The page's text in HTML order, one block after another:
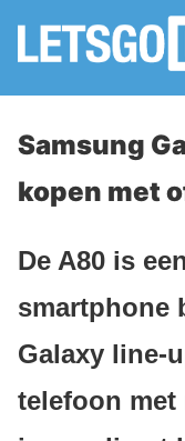
Samsung
kopen met
De A80 is
smartphone
Galaxy line-
telefoon met